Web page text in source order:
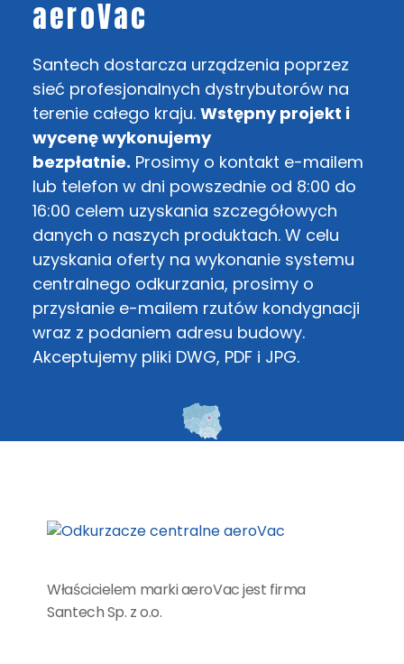
aeroVac
Santech dostarcza urządzenia poprzez
sieć profesjonalnych dystrybutorów na
terenie całego kraju. Wstępny projekt i
wycenę wykonujemy
bezpłatnie. Prosimy o kontakt e-mailem
lub telefon w dni powszednie od 8:00 do
16:00 celem uzyskania szczegółowych
danych o naszych produktach. W celu
uzyskania oferty na wykonanie systemu
centralnego odkurzania, prosimy o
przysłanie e-mailem rzutów kondygnacji
wraz z podaniem adresu budowy.
Akceptujemy pliki DWG, PDF i JPG.
Właścicielem marki aeroVac jest firma
Santech Sp. z o.o.